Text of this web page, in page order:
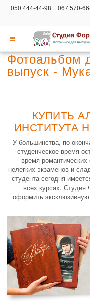
050 444-44-98 067 570-
Показать
меню
Фотоальбом
выпуск -
КУПИТЬ
ИНСТИТУТА
У большинства, по
студенческое время
время
нелегких экзаменов и
студента сегодня
всех курсах.
оформить